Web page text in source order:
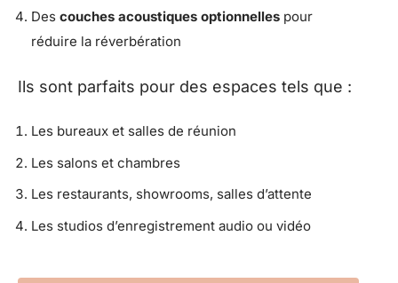
Des couches acoustiques optionnelles pour
réduire la réverbération
Ils sont parfaits pour des espaces tels que :
Les bureaux et salles de réunion
Les salons et chambres
Les restaurants, showrooms, salles d’attente
Les studios d’enregistrement audio ou vidéo